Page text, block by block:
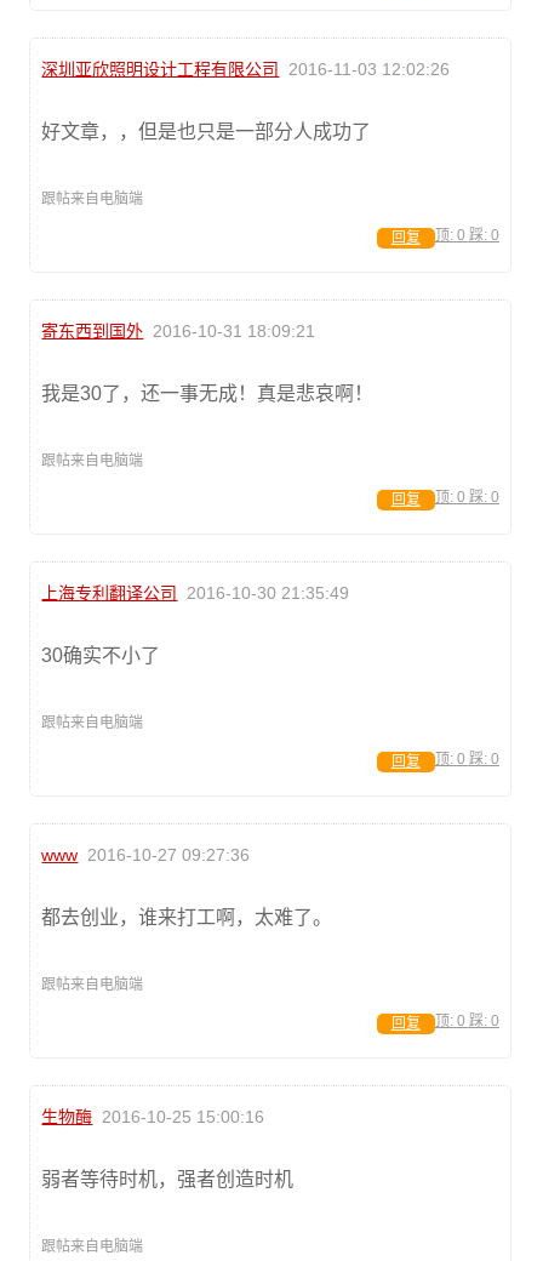
深圳亚欣照明设计工程有限公司 2016-11-03 12:02:26
好文章，，但是也只是一部分人成功了
跟帖来自电脑端
顶: 0 踩: 0
回复
寄东西到国外 2016-10-31 18:09:21
我是30了，还一事无成！真是悲哀啊！
跟帖来自电脑端
顶: 0 踩: 0
回复
上海专利翻译公司 2016-10-30 21:35:49
30确实不小了
跟帖来自电脑端
顶: 0 踩: 0
回复
www 2016-10-27 09:27:36
都去创业，谁来打工啊，太难了。
跟帖来自电脑端
顶: 0 踩: 0
回复
生物酶 2016-10-25 15:00:16
弱者等待时机，强者创造时机
跟帖来自电脑端